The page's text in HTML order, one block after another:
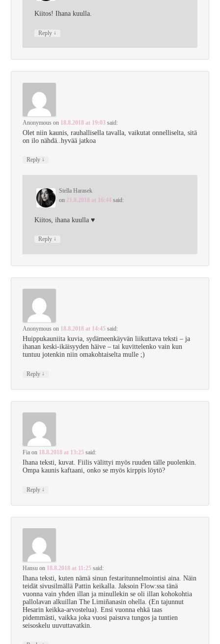
Kiitos! Ihana kuulla.
Reply ↓
Anonymous on 18.8.2018 at 19:03 said:
Olet niin kaunis, rauhallisella tavalla, vaikutat onnelliselta, sitä
on ilo nähdä..hyvää jatkoa
Reply ↓
Stella Harasek
on 21.8.2018 at 16:44 said:
Kiitos, ihana kuulla ♥
Reply ↓
Anonymous on 18.8.2018 at 14:45 said:
Huippukauniita kuvia, sydämeenkäyvän liikuttava teksti – ja
ihanan keski-ikäisyyden häive – tai kuvittelenko vain kun
tuntuu jotenkin niin omakohtaiselta mulle ;)
Reply ↓
Fia on 18.8.2018 at 13:25 said:
Ihana teksti, kuvat. Fiilis välittyi myös ruuden tälle puolenkin.
Ompa kaunis kaftaani, onko se myös kirppis löytö?
Reply ↓
Hansu on 18.8.2018 at 11:25 said:
Ihana teksti, kuten nämä sinun festaritunnelmointisi aina. Näin
teidät sivusilmällä Pattin keikalla. Jaksoin Flow:ssa tänä
vuonna vain yhden illan ja minullekin se oli illan kohokohtia
pallolavan alkuillan The Limiñanasin ohella. (En tajunnut
Hesarin keikka-arvostelua). Ensi vuonna ehkä taas
pidemmästi, vaikka joka vuosi paisuva tungos ja tuntien
seisoskelu uuvuttavatkin.